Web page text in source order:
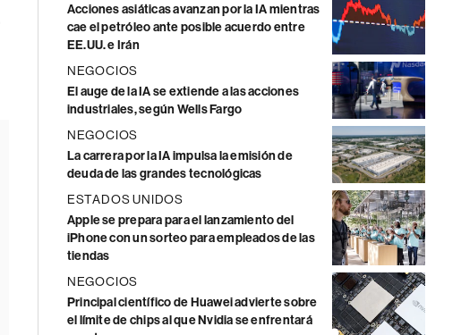
Acciones asiáticas avanzan por la IA mientras
cae el petróleo ante posible acuerdo entre
EE.UU. e Irán
NEGOCIOS
El auge de la IA se extiende a las acciones
industriales, según Wells Fargo
NEGOCIOS
La carrera por la IA impulsa la emisión de
deuda de las grandes tecnológicas
ESTADOS UNIDOS
Apple se prepara para el lanzamiento del
iPhone con un sorteo para empleados de las
tiendas
NEGOCIOS
Principal científico de Huawei advierte sobre
el límite de chips al que Nvidia se enfrentará